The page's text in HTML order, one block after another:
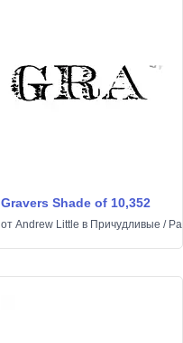
Gravers Shade of 10,352
от Andrew Little в Причудливые /